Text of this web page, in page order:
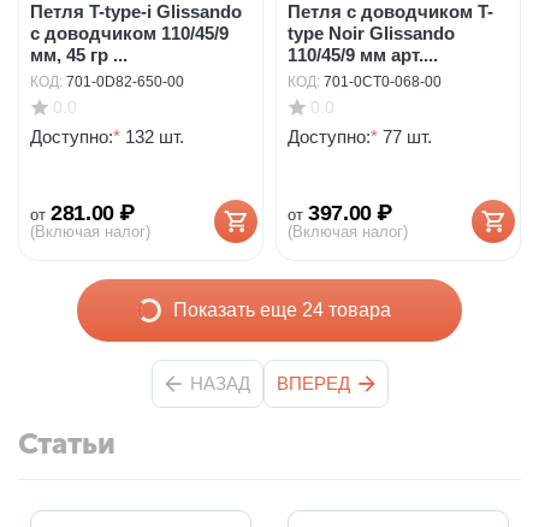
Петля T-type-i Glissando
с доводчиком 110/45/9
мм, 45 гр ...
КОД: 701-0D82-650-00
0.0
Доступно:* 132 шт.
от 281.00 ₽
(Включая налог)
Петля с доводчиком T-
type Noir Glissando
110/45/9 мм арт....
КОД: 701-0CT0-068-00
0.0
Доступно:* 77 шт.
от 397.00 ₽
(Включая налог)
Показать еще 24 товара
НАЗАД ВПЕРЕД
Статьи